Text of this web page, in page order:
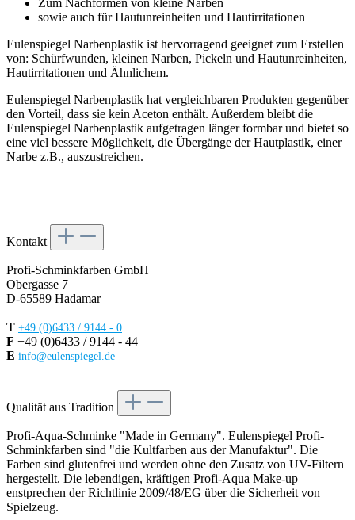
sowie auch für Hautunreinheiten und Hautirritationen
Eulenspiegel Narbenplastik ist hervorragend geeignet zum Erstellen
von: Schürfwunden, kleinen Narben, Pickeln und Hautunreinheiten,
Hautirritationen und Ähnlichem.
Eulenspiegel Narbenplastik hat vergleichbaren Produkten gegenüber
den Vorteil, dass sie kein Aceton enthält. Außerdem bleibt die
Eulenspiegel Narbenplastik aufgetragen länger formbar und bietet so
eine viel bessere Möglichkeit, die Übergänge der Hautplastik, einer
Narbe z.B., auszustreichen.
Kontakt
Profi-Schminkfarben GmbH
Obergasse 7
D-65589 Hadamar
T +49 (0)6433 / 9144 - 0
F +49 (0)6433 / 9144 - 44
E info@eulenspiegel.de
Qualität aus Tradition
Profi-Aqua-Schminke "Made in Germany". Eulenspiegel Profi-
Schminkfarben sind "die Kultfarben aus der Manufaktur". Die
Farben sind glutenfrei und werden ohne den Zusatz von UV-Filtern
hergestellt. Die lebendigen, kräftigen Profi-Aqua Make-up
enstprechen der Richtlinie 2009/48/EG über die Sicherheit von
Spielzeug.